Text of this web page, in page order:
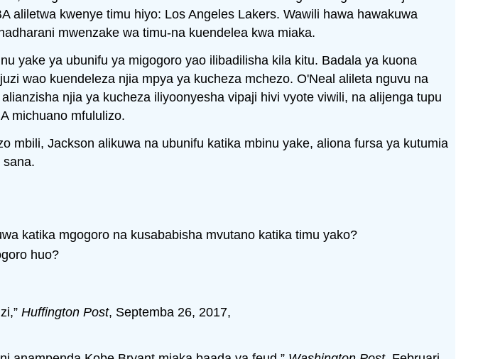
aliletwa kwenye timu hiyo: Los Angeles Lakers. Wawili hawa hawakuwa
mwenzake wa timu-na kuendelea kwa miaka.
yake ya ubunifu ya migogoro yao ilibadilisha kila kitu. Badala ya kuona
wao kuendeleza njia mpya ya kucheza mchezo. O'Neal alileta nguvu na
njia ya kucheza iliyoonyesha vipaji hivi vyote viwili, na alijenga tupu
michuano mfululizo.
mbili, Jackson alikuwa na ubunifu katika mbinu yake, aliona fursa ya kutumia
sana.
katika mgogoro na kusababisha mvutano katika timu yako?
huo?
Huffington Post, Septemba 26, 2017,